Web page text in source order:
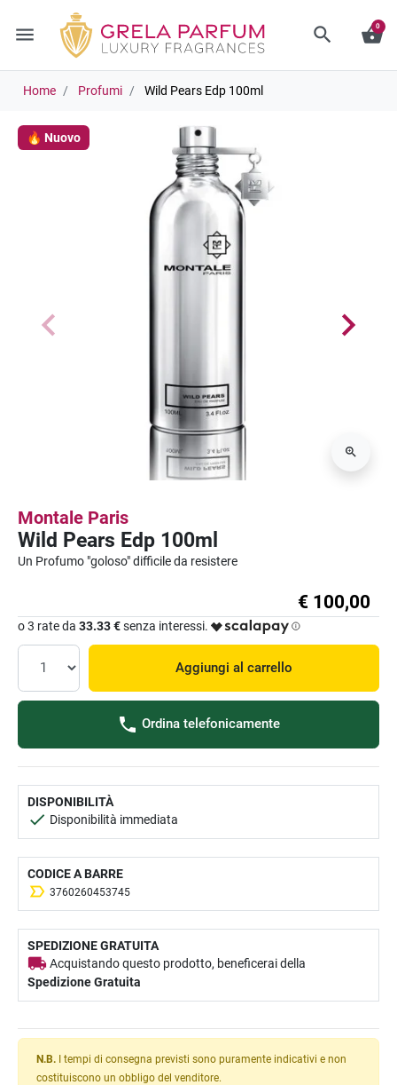
menu search shopping_basket
0
Home Profumi Wild Pears Edp 100ml
🔥 Nuovo
Montale Paris
Wild Pears Edp 100ml
Un Profumo "goloso" difficile da resistere
€ 100,00
o 3 rate da 33.33 €senza interessi.
Aggiungi al carrello
Ordina telefonicamente
DISPONIBILITÀ
Disponibilità immediata
CODICE A BARRE
3760260453745
SPEDIZIONE GRATUITA
Acquistando questo prodotto, beneficerai della
Spedizione Gratuita
N.B. I tempi di consegna previsti sono puramente indicativi e non
costituiscono un obbligo del venditore.